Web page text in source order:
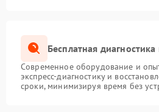
Бесплатная
Современное оборудование и
экспресс-диагностику и
сроки, минимизируя время без